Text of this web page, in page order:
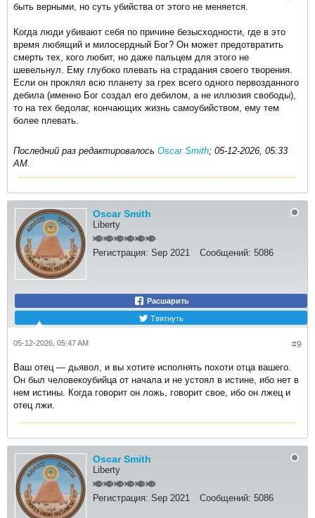
быть верными, но суть убийства от этого не меняется.
Когда люди убивают себя по причине безысходности, где в это
время любящий и милосердный Бог? Он может предотвратить
смерть тех, кого любит, но даже пальцем для этого не
шевельнул. Ему глубоко плевать на страдания своего творения.
Если он проклял всю планету за грех всего одного первозданного
дебила (именно Бог создал его дебилом, а не иллюзия свободы),
то на тех бедолаг, кончающих жизнь самоубийством, ему тем
более плевать.
Последний раз редактировалось Oscar Smith; 05-12-2026, 05:33
AM
Oscar Smith
Liberty
Регистрация: Sep 2021 Сообщений: 5086
Расшарить
Твитнуть
#9
05-12-2026, 05:47 AM
Ваш отец — дьявол, и вы хотите исполнять похоти отца вашего.
Он был человекоубийца от начала и не устоял в истине, ибо нет в
нем истины. Когда говорит он ложь, говорит свое, ибо он лжец и
отец лжи.​
Oscar Smith
Liberty
Регистрация: Sep 2021 Сообщений: 5086